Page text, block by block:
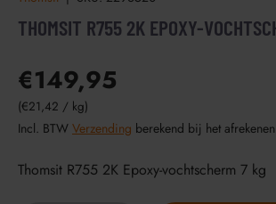
THOMSIT R755 2K EPOXY-
€149,95
Eenheid prijs
€21,42 / kg
Incl. BTW Verzending berekend bij het
Thomsit R755 2K Epoxy-vochtscherm 7 kg